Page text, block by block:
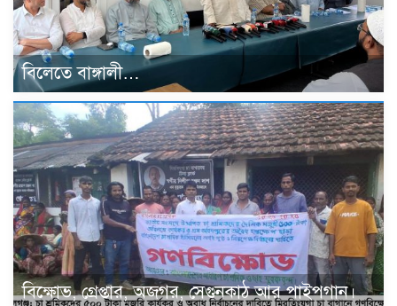
বিলেতে বাঙ্গালী…
বিক্ষোভ, গ্রেপ্তার, অজগর, সেগুনকাঠ আর পাইপগান।